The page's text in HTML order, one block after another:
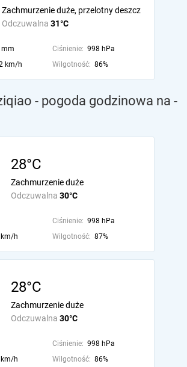
Odczuwalna 31°C
Zachmurzenie duże, przelotny deszcz
mm Ciśnienie: 998 hPa
km/h Wilgotność: 86%
- pogoda godzinowa na -
28°C
Odczuwalna 30°C
Zachmurzenie duże
Ciśnienie: 998 hPa
h Wilgotność: 87%
28°C
Odczuwalna 30°C
Zachmurzenie duże
Ciśnienie: 998 hPa
h Wilgotność: 86%